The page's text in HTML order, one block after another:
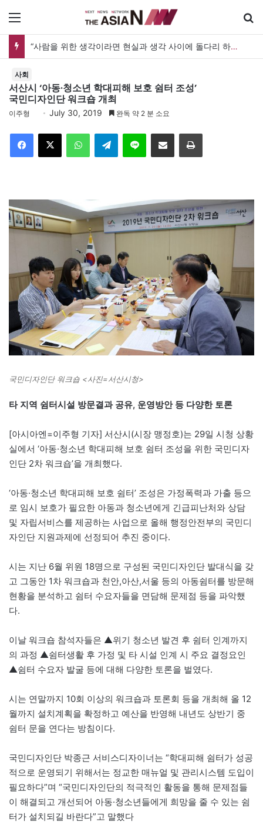
“사람을 위한 생각이라면 현실과 생각 사이에 돌다리 하나는 놓아야 하지 않을까”
사회
서산시 ‘아동·청소년 학대피해 보호 쉼터 조성’
국민디자인단 워크숍 개최
이주형 July 30, 2019 완독 약 2 분 소요
Telegram 이메일
국민디자인단 워크숍 <사진=서산시청>
타 지역 쉼터시설 방문결과 공유, 운영방안 등 다양한 토론
[아시아엔=이주형 기자] 서산시(시장 맹정호)는 29일 시청 상황
실에서 ‘아동·청소년 학대피해 보호 쉼터 조성을 위한 국민디자
인단 2차 워크숍’을 개최했다.
‘아동·청소년 학대피해 보호 쉼터’ 조성은 가정폭력과 가출 등으
로 임시 보호가 필요한 아동과 청소년에게 긴급피난처와 상담
및 자립서비스를 제공하는 사업으로 올해 행정안전부의 국민디
자인단 지원과제에 선정되어 추진 중이다.
시는 지난 6월 위원 18명으로 구성된 국민디자인단 발대식을 갖
고 그동안 1차 워크숍과 천안,아산,서울 등의 아동쉼터를 방문해
현황을 분석하고 쉼터 수요자들을 면담해 문제점 등을 파악했
다.
이날 워크숍 참석자들은 ▲위기 청소년 발견 후 쉼터 인계까지
의 과정 ▲쉼터생활 후 가정 및 타 시설 인계 시 주요 결정요인
▲쉼터 수요자 발굴 등에 대해 다양한 토론을 벌였다.
시는 연말까지 10회 이상의 워크숍과 토론회 등을 개최해 올 12
월까지 설치계획을 확정하고 예산을 반영해 내년도 상반기 중
쉼터 문을 연다는 방침이다.
국민디자인단 박종근 서비스디자이너는 “학대피해 쉼터가 성공
적으로 운영되기 위해서는 정교한 매뉴얼 및 관리시스템 도입이
필요하다”며 “국민디자인단의 적극적인 활동을 통해 문제점들
이 해결되고 개선되어 아동·청소년들에게 희망을 줄 수 있는 쉼
터가 설치되길 바란다”고 말했다